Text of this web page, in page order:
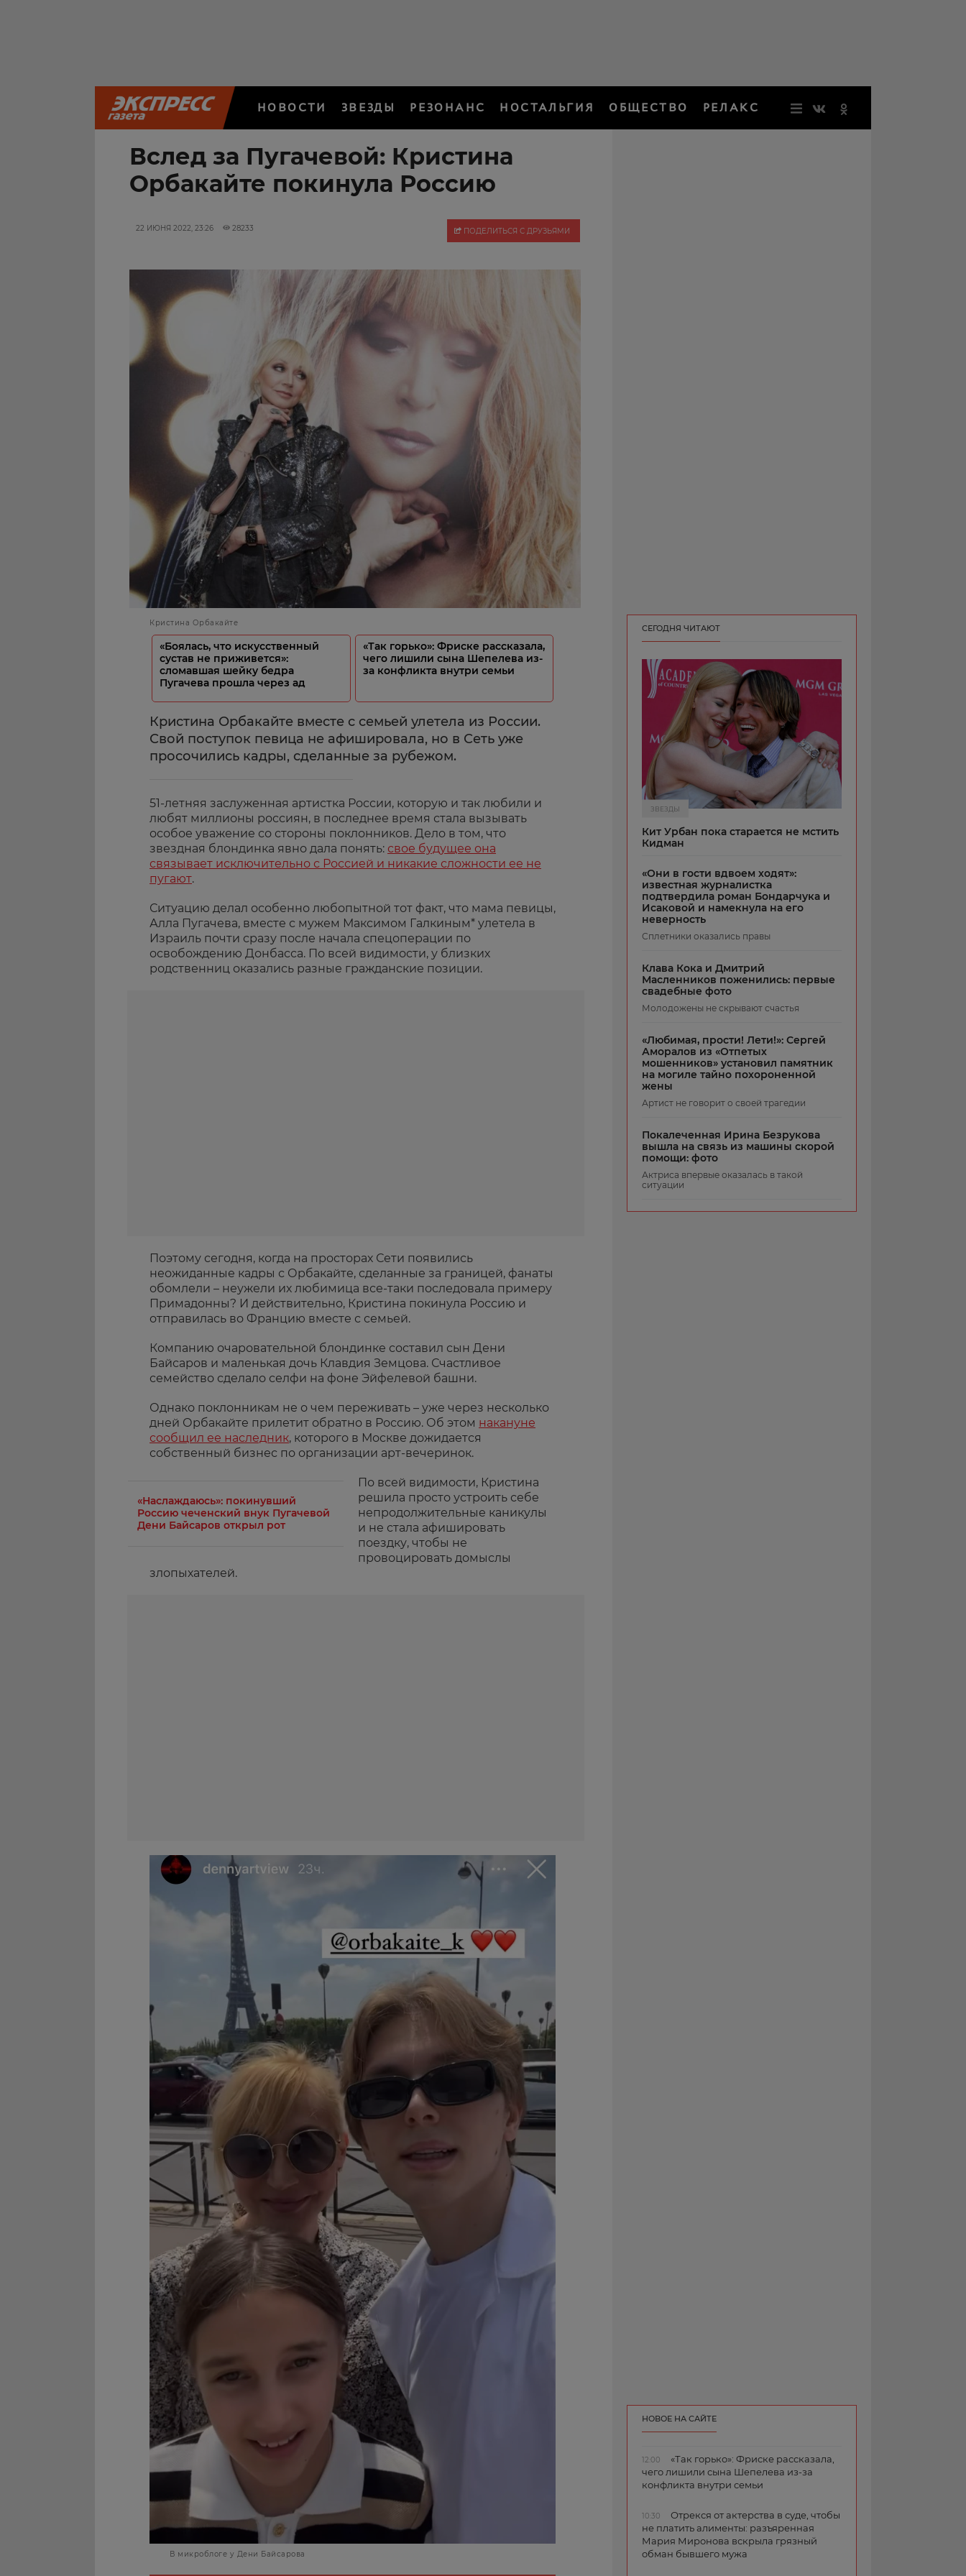
НОВОСТИ ЗВЕЗДЫ РЕЗОНАНС НОСТАЛЬГИЯ ОБЩЕСТВО РЕЛАКС
Вслед за Пугачевой: Кристина
Орбакайте покинула Россию
22 ИЮНЯ 2022, 23:26 28233 ПОДЕЛИТЬСЯ С ДРУЗЬЯМИ
Кристина Орбакайте
«Боялась, что искусственный
сустав не приживется»:
сломавшая шейку бедра
Пугачева прошла через ад
«Так горько»: Фриске рассказала,
чего лишили сына Шепелева из-
за конфликта внутри семьи
Кристина Орбакайте вместе с семьей улетела из России.
Свой поступок певица не афишировала, но в Сеть уже
просочились кадры, сделанные за рубежом.
51-летняя заслуженная артистка России, которую и так любили и
любят миллионы россиян, в последнее время стала вызывать
особое уважение со стороны поклонников. Дело в том, что
звездная блондинка явно дала понять: свое будущее она
связывает исключительно с Россией и никакие сложности ее не
пугают.
Ситуацию делал особенно любопытной тот факт, что мама певицы,
Алла Пугачева, вместе с мужем Максимом Галкиным* улетела в
Израиль почти сразу после начала спецоперации по
освобождению Донбасса. По всей видимости, у близких
родственниц оказались разные гражданские позиции.
Поэтому сегодня, когда на просторах Сети появились
неожиданные кадры с Орбакайте, сделанные за границей, фанаты
обомлели – неужели их любимица все-таки последовала примеру
Примадонны? И действительно, Кристина покинула Россию и
отправилась во Францию вместе с семьей.
Компанию очаровательной блондинке составил сын Дени
Байсаров и маленькая дочь Клавдия Земцова. Счастливое
семейство сделало селфи на фоне Эйфелевой башни.
Однако поклонникам не о чем переживать – уже через несколько
дней Орбакайте прилетит обратно в Россию. Об этом накануне
сообщил ее наследник, которого в Москве дожидается
собственный бизнес по организации арт-вечеринок.
«Наслаждаюсь»: покинувший
Россию чеченский внук Пугачевой
Дени Байсаров открыл рот
По всей видимости, Кристина
решила просто устроить себе
непродолжительные каникулы
и не стала афишировать
поездку, чтобы не
провоцировать домыслы
злопыхателей.
В микроблоге у Дени Байсарова
СЕГОДНЯ ЧИТАЮТ
ЗВЕЗДЫ
Кит Урбан пока старается не мстить
Кидман
«Они в гости вдвоем ходят»:
известная журналистка
подтвердила роман Бондарчука и
Исаковой и намекнула на его
неверность
Сплетники оказались правы
Клава Кока и Дмитрий
Масленников поженились: первые
свадебные фото
Молодожены не скрывают счастья
«Любимая, прости! Лети!»: Сергей
Аморалов из «Отпетых
мошенников» установил памятник
на могиле тайно похороненной
жены
Артист не говорит о своей трагедии
Покалеченная Ирина Безрукова
вышла на связь из машины скорой
помощи: фото
Актриса впервые оказалась в такой
ситуации
НОВОЕ НА САЙТЕ
12:00
«Так горько»: Фриске рассказала,
чего лишили сына Шепелева из-за
конфликта внутри семьи
10:30
Отрекся от актерства в суде, чтобы
не платить алименты: разъяренная
Мария Миронова вскрыла грязный
обман бывшего мужа